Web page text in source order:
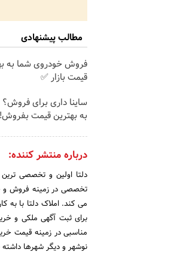
مطالب پیشنهادی
فروش خودروی شما به
قیمت بازار ✅
ساینا داری برای فروش؟
به بهترین قیمت بفروش!
درباره منتشر کننده:
دلتا اولین و تخصصی
تخصصی در زمینه فروش و
می کند. املاک دلتا با به
برای ثبت آگهی ملکی و
مناسبی در زمینه قیمت
نوشهر و دیگر شهرها داشته